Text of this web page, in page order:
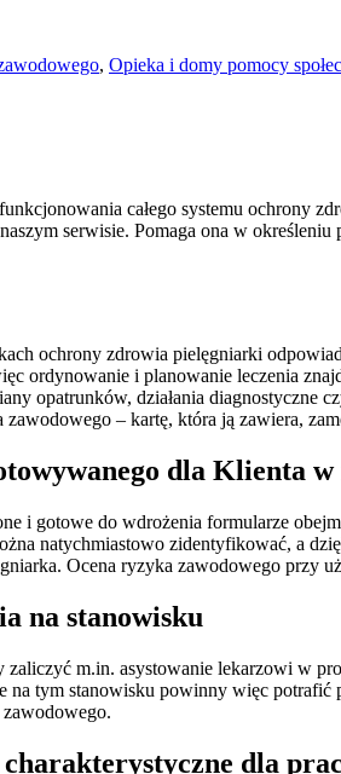
, Opieka i domy pomocy
całego systemu ochrony
serwisie. Pomaga ona w
ochrony zdrowia pielęgniarki
ordynowanie i planowanie leczenia
opatrunków, działania diagnostyczne
zawodowego – kartę, która ją zawiera,
dla Klienta
i gotowe do wdrożenia formularze
natychmiastowo zidentyfikować, a
Ocena ryzyka zawodowego przy
na stanowisku
zaliczyć m.in. asystowanie lekarzowi w
na tym stanowisku powinny więc
charakterystyczne dla